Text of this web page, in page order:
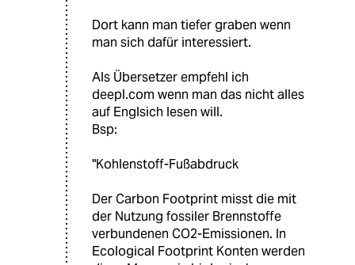
Dort kann man tiefer graben wenn
man sich dafür interessiert.
Als Übersetzer empfehl ich
deepl.com wenn man das nicht alles
auf Englsich lesen will.
Bsp:
"Kohlenstoff-Fußabdruck
Der Carbon Footprint misst die mit
der Nutzung fossiler Brennstoffe
verbundenen CO2-Emissionen. In
Ecological Footprint Konten werden